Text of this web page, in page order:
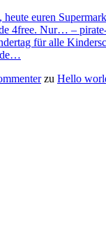
heute euren
4free. Nur… –
für alle
zu Hello